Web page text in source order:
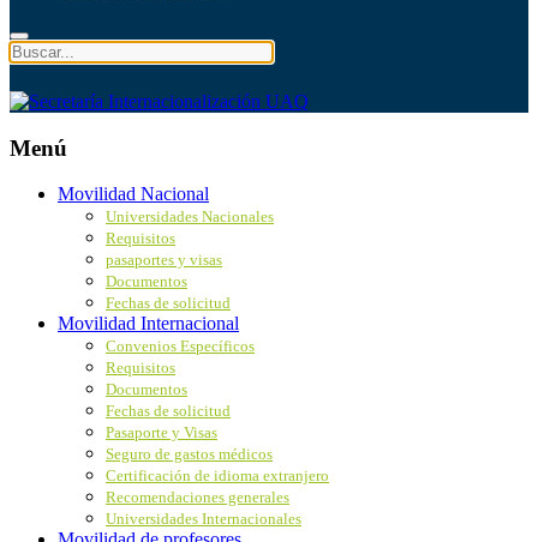
Menú
Movilidad Nacional
Universidades Nacionales
Requisitos
pasaportes y visas
Documentos
Fechas de solicitud
Movilidad Internacional
Convenios Específicos
Requisitos
Documentos
Fechas de solicitud
Pasaporte y Visas
Seguro de gastos médicos
Certificación de idioma extranjero
Recomendaciones generales
Universidades Internacionales